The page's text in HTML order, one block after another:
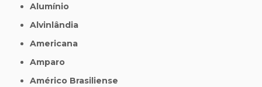
Alumínio
Alvinlândia
Americana
Amparo
Américo Brasiliense